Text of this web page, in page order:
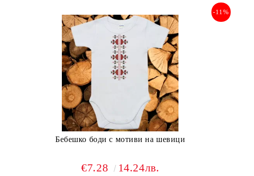
Бебешко боди с мотиви на шевици
-11%
€7.28 14.24лв.